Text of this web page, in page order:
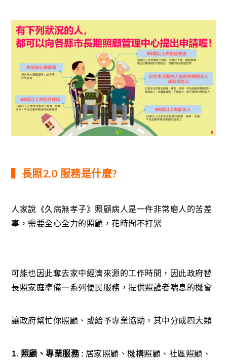
▍長照2.0 服務是什麼?
人家說《久病無孝子》照顧病人是一件非常磨人的苦差
事，需要全心全力的照顧，花時間不打緊
可能也因此奪去家中經濟來源的工作時間，因此政府替
長照家庭準備一系列便民服務，提供照護者喘息的機會
讓政府幫忙你照顧、或給予專業協助，其中分成四大類
1. 照顧、專業服務 : 居家照顧、機構照顧、社區照顧、